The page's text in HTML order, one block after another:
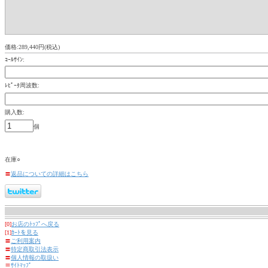
価格:289,440円(税込)
ｺｰﾙｻｲﾝ:
ﾚﾋﾟｰﾀ周波数:
購入数:
個
在庫○
〓返品についての詳細はこちら
[0]お店のﾄｯﾌﾟへ戻る
[1]ｶｰﾄを見る
〓 ご利用案内
〓特定商取引法表示
〓個人情報の取扱い
〓ｻｲﾄﾏｯﾌﾟ